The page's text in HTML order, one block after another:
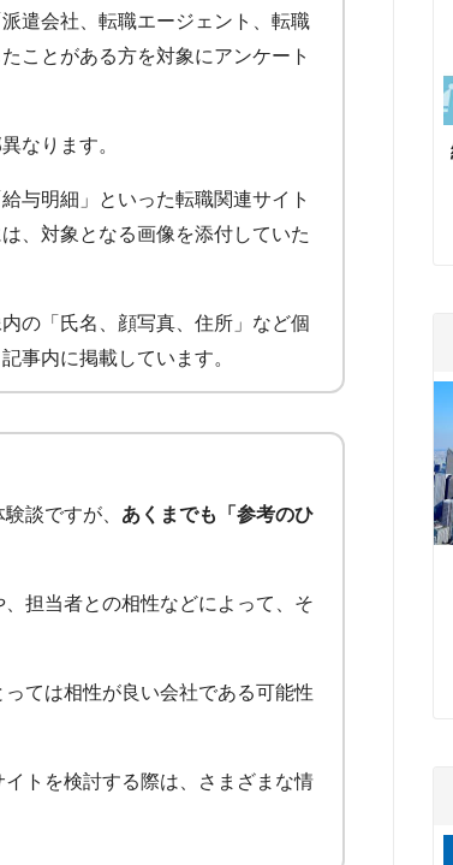
遣会社、転職エージェント、転職
ことがある方を対象にアンケート
なります。
与明細」といった転職関連サイト
、対象となる画像を添付していた
の「氏名、顔写真、住所」など個
事内に掲載しています。
談ですが、 あくまでも「参考のひ
担当者との相性などによって、そ
ては相性が良い会社である可能性
トを検討する際は、さまざまな情